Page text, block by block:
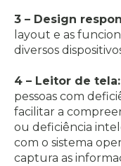
3 – Design
layout e as
diversos
4 – Leitor de tela:
pessoas com
facilitar a
ou deficiência
com o sistema
captura as